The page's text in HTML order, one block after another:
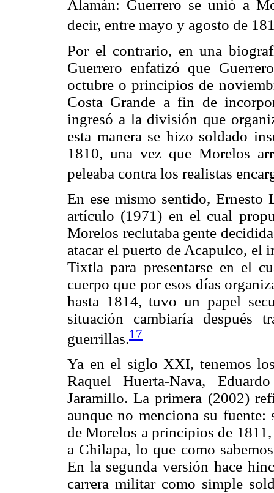
Alamán: Guerrero se unió a
decir, entre mayo y agosto de
Por el contrario, en una
Guerrero enfatizó que
octubre o principios de
Costa Grande a fin de
ingresó a la división que
esta manera se hizo soldado
1810, una vez que Morelos
peleaba contra los realistas
En ese mismo sentido,
artículo (1971) en el cual
Morelos reclutaba gente
atacar el puerto de Acapulco, el
Tixtla para presentarse en el
cuerpo que por esos días
hasta 1814, tuvo un papel
situación cambiaría después
guerrillas.17
Ya en el siglo XXI, tenemos
Raquel Huerta-Nava,
Jaramillo. La primera (2002)
aunque no menciona su
de Morelos a principios de
a Chilapa, lo que como
En la segunda versión hace
carrera militar como simple